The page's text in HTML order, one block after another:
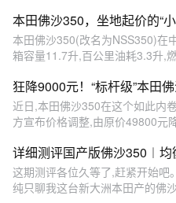
本田佛沙350，坐地起价的“
本田佛沙350(改名为NSS350)在
箱容量11.7升,百公里油耗3.3升,
狂降9000元！“标杆级”本田
近日,本田佛沙350在这个如此内
方宣布价格调整,由原价49800元
详细测评国产版佛沙350︱均
这期测评各位久等了,赶紧开始
纯只聊我这台新大洲本田产的佛